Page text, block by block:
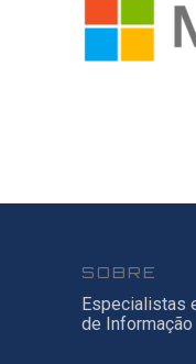
SOBRE
Especialistas
de Informação